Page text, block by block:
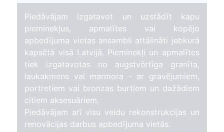
Piedāvājam izgatavot un uzstādīt kapu
pieminekļus, apmalītes vai kopējo
apbedījuma vietas ansambli attālināti jebkurā
kapsētā visā Latvijā. Pieminekļi un apmalītes
tiek izgatavotas no augstvērtīga granīta,
laukakmens vai marmora - ar gravējumiem,
portretiem vai bronzas burtiem un dažādiem
citiem aksesuāriem.
Piedāvājam arī visu veidu rekonstrukcijas un
renovācijas darbus apbedījuma vietās.